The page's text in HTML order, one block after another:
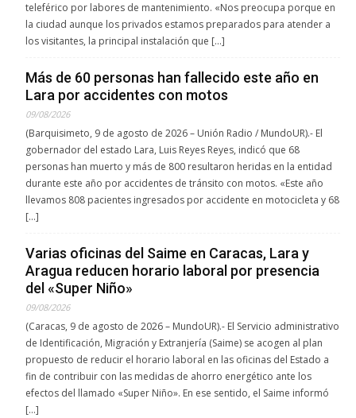
teleférico por labores de mantenimiento. «Nos preocupa porque en
la ciudad aunque los privados estamos preparados para atender a
los visitantes, la principal instalación que […]
Más de 60 personas han fallecido este año en
Lara por accidentes con motos
09/08/2026
(Barquisimeto, 9 de agosto de 2026 – Unión Radio / MundoUR).- El
gobernador del estado Lara, Luis Reyes Reyes, indicó que 68
personas han muerto y más de 800 resultaron heridas en la entidad
durante este año por accidentes de tránsito con motos. «Este año
llevamos 808 pacientes ingresados por accidente en motocicleta y 68
[…]
Varias oficinas del Saime en Caracas, Lara y
Aragua reducen horario laboral por presencia
del «Super Niño»
09/08/2026
(Caracas, 9 de agosto de 2026 – MundoUR).- El Servicio administrativo
de Identificación, Migración y Extranjería (Saime) se acogen al plan
propuesto de reducir el horario laboral en las oficinas del Estado a
fin de contribuir con las medidas de ahorro energético ante los
efectos del llamado «Super Niño». En ese sentido, el Saime informó
[…]